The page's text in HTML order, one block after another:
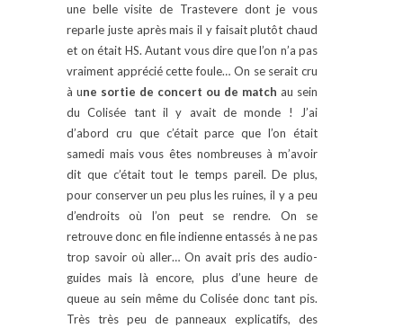
une belle visite de Trastevere dont je vous
reparle juste après mais il y faisait plutôt chaud
et on était HS. Autant vous dire que l’on n’a pas
vraiment apprécié cette foule… On se serait cru
à une sortie de concert ou de match au sein
du Colisée tant il y avait de monde ! J’ai
d’abord cru que c’était parce que l’on était
samedi mais vous êtes nombreuses à m’avoir
dit que c’était tout le temps pareil. De plus,
pour conserver un peu plus les ruines, il y a peu
d’endroits où l’on peut se rendre. On se
retrouve donc en file indienne entassés à ne pas
trop savoir où aller… On avait pris des audio-
guides mais là encore, plus d’une heure de
queue au sein même du Colisée donc tant pis.
Très très peu de panneaux explicatifs, des